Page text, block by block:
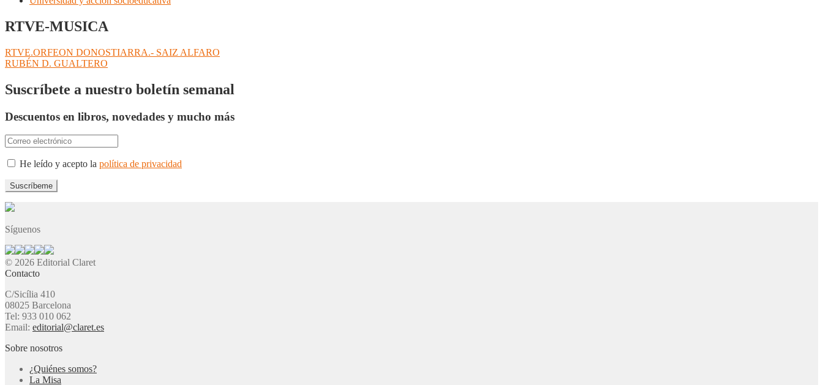
RTVE-MUSICA
Navegación
de
entradas
Anterior:
RTVE.ORFEON DONOSTIARRA.- SAIZ ALFARO
Siguiente:
RUBÉN D. GUALTERO
Suscríbete a nuestro boletín semanal
Descuentos en libros, novedades y mucho más
He leído y acepto la política de privacidad
Síguenos
© 2026 Editorial Claret
Contacto
C/Sicília 410
08025 Barcelona
Tel: 933 010 062
Email: editorial@claret.es
Sobre nosotros
¿Quiénes somos?
La Misa